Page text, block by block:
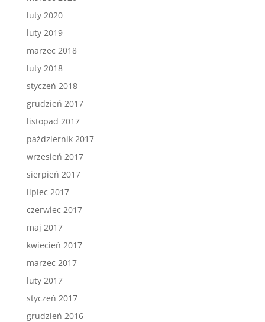
luty 2020
luty 2019
marzec 2018
luty 2018
styczeń 2018
grudzień 2017
listopad 2017
październik 2017
wrzesień 2017
sierpień 2017
lipiec 2017
czerwiec 2017
maj 2017
kwiecień 2017
marzec 2017
luty 2017
styczeń 2017
grudzień 2016